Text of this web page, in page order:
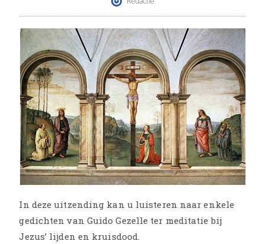
In deze uitzending kan u luisteren naar enkele
gedichten van Guido Gezelle ter meditatie bij
Jezus’ lijden en kruisdood.